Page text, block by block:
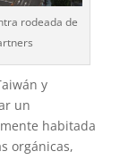
rodeada de
y
un
habitada
orgánicas,